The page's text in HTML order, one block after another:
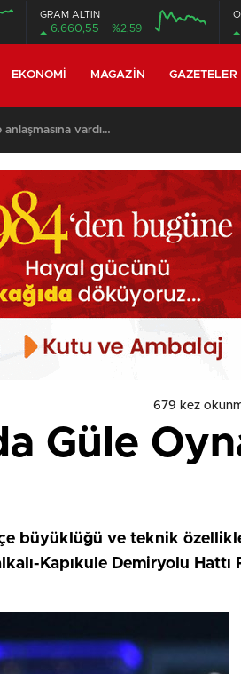
GRAM ALTIN
6.660,55 %2,59
EKONOMI MAGAZIN GAZETELER
vardı…
679 kez
Güle
büyüklüğü ve teknik
Kapıkule Demiryolu